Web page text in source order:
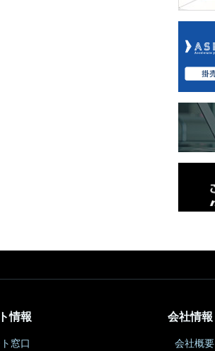
情報
窓口
会社情報
会社概要